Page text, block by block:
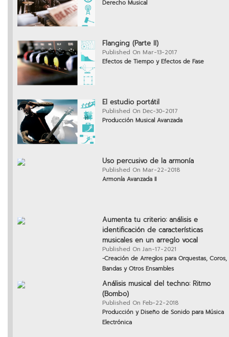
Derecho Musical
Flanging (Parte II)
Published On Mar-13-2017
Efectos de Tiempo y Efectos de Fase
El estudio portátil
Published On Dec-30-2017
Producción Musical Avanzada
Uso percusivo de la armonía
Published On Mar-22-2018
Armonía Avanzada II
Aumenta tu criterio: análisis e
identificación de características
musicales en un arreglo vocal
Published On Jan-17-2021
-Creación de Arreglos para Orquestas, Coros,
Bandas y Otros Ensambles
Análisis musical del techno: Ritmo
(Bombo)
Published On Feb-22-2018
Producción y Diseño de Sonido para Música
Electrónica